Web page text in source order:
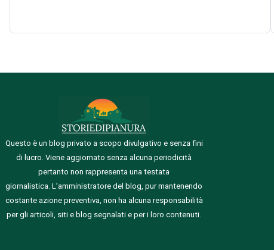
Questo è un blog privato a scopo divulgativo e senza fini
di lucro. Viene aggiornato senza alcuna periodicità
pertanto non rappresenta una testata
giornalistica. L’amministratore del blog, pur mantenendo
costante azione preventiva, non ha alcuna responsabilità
per gli articoli, siti e blog segnalati e per i loro contenuti.